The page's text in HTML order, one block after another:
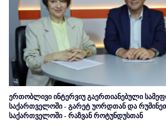
ერთობლივი ინტერვიუ გაერთიანებული
საქართველოში - გარეტ უორდთან და
საქართველოში - რაზვან როტუნდუსთან